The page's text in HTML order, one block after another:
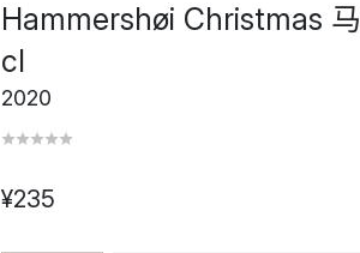
Hammershøi Christmas
cl
2020
¥235